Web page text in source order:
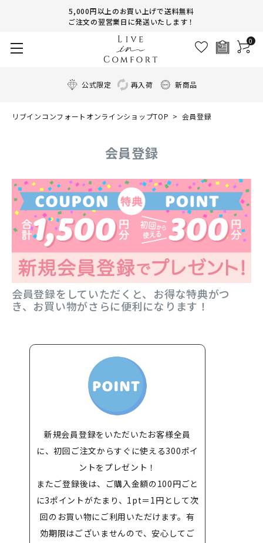
5,000円以上のお買い上げで送料無料
ご注文の翌営業日に発送いたします！
0
公式限定 再入荷 新商品
リブインコンフォートオンラインショップTOP 会員登録
会員登録
会員登録をしていただくと、お得な特典がつ
き、お買い物がさらに便利になります！
新規会員登録をいただいたお客様全員
に、初回ご注文からすぐに使える300ポイ
ントをプレゼント！
またご登録後は、ご購入金額の100円ごと
に3ポイントがたまり、1pt＝1円として次
回のお買い物にご利用いただけます。有
効期限はございませんので、安心してご